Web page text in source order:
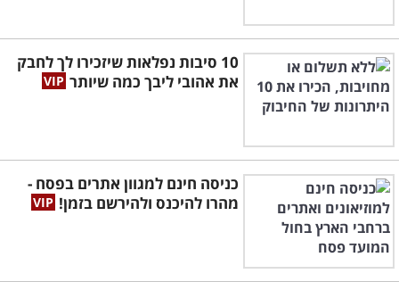
10 סיבות נפלאות שיזכירו לך לחבק
את אהובי ליבך כמה שיותר
כניסה חינם למגוון אתרים בפסח -
מהרו להיכנס ולהירשם בזמן!